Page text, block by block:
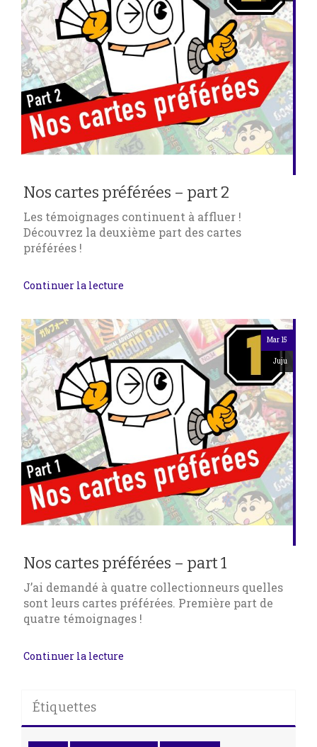
Nos cartes préférées – part 2
Les témoignages continuent à affluer !
Découvrez la deuxième part des cartes
préférées !
Continuer la lecture
Mar 15
Juju
Nos cartes préférées – part 1
J’ai demandé à quatre collectionneurs quelles
sont leurs cartes préférées. Première part de
quatre témoignages !
Continuer la lecture
Étiquettes